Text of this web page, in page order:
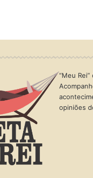
“Meu
opiniões